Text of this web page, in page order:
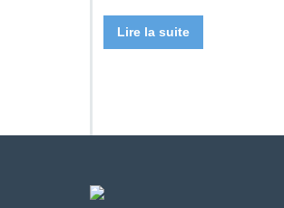
Lire la suite